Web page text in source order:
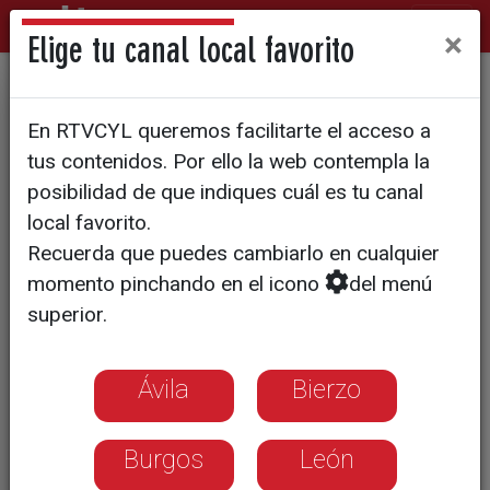
Aumenta el precio de la
lavanda este último año
Elige tu canal local favorito ×
En RTVCYL queremos facilitarte el acceso a
tus contenidos. Por ello la web contempla la
posibilidad de que indiques cuál es tu canal
local favorito.
Recuerda que puedes cambiarlo en cualquier
momento pinchando en el icono
del menú
superior.
Ávila Bierzo
Burgos León